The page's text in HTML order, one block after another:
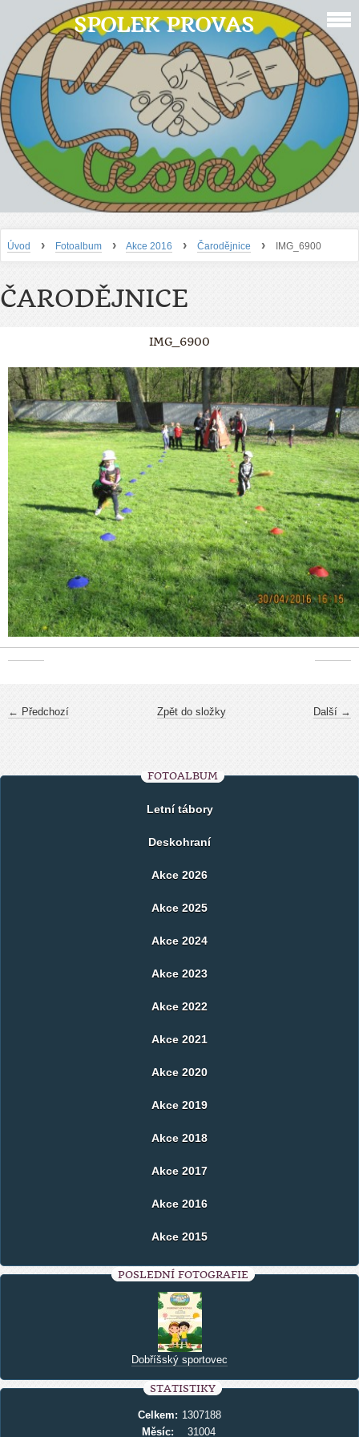
SPOLEK PROVAS
Úvod › Fotoalbum › Akce 2016 › Čarodějnice › IMG_6900
ČARODĚJNICE
IMG_6900
← Předchozí Další →
Zpět do složky
FOTOALBUM
Letní tábory
Deskohraní
Akce 2026
Akce 2025
Akce 2024
Akce 2023
Akce 2022
Akce 2021
Akce 2020
Akce 2019
Akce 2018
Akce 2017
Akce 2016
Akce 2015
POSLEDNÍ FOTOGRAFIE
Dobříšský sportovec
STATISTIKY
Celkem: 1307188
Měsíc:
31004